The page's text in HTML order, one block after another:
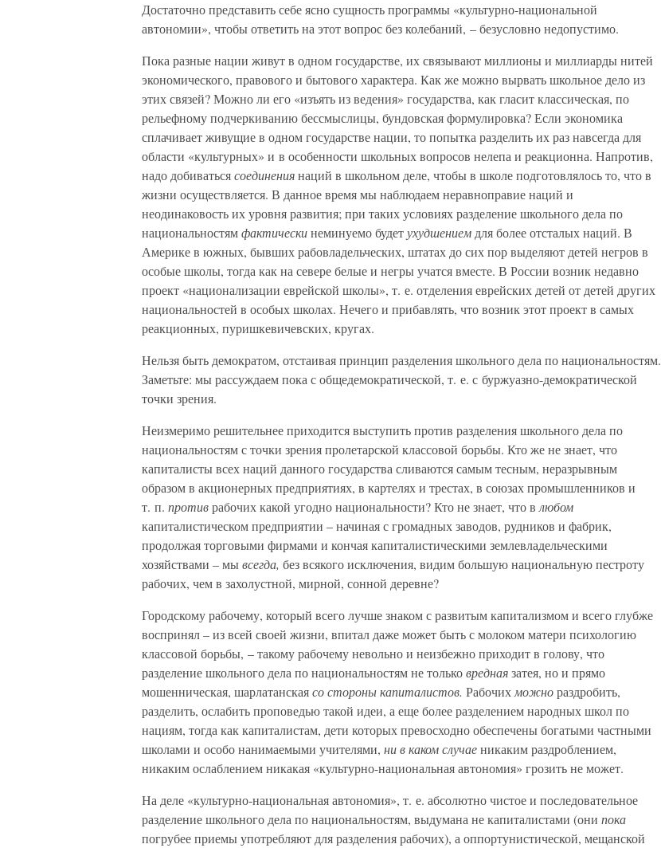
Достаточно представить себе ясно сущность программы «культурно-национальной
автономии», чтобы ответить на этот вопрос без колебаний, – безусловно недопустимо.
Пока разные нации живут в одном государстве, их связывают миллионы и миллиарды нитей
экономического, правового и бытового характера. Как же можно вырвать школьное дело из
этих связей? Можно ли его «изъять из ведения» государства, как гласит классическая, по
рельефному подчеркиванию бессмыслицы, бундовская формулировка? Если экономика
сплачивает живущие в одном государстве нации, то попытка разделить их раз навсегда для
области «культурных» и в особенности школьных вопросов нелепа и реакционна. Напротив,
надо добиватьсясоединениянаций в школьном деле, чтобы в школе подготовлялось то, что в
жизни осуществляется. В данное время мы наблюдаем неравноправие наций и
неодинаковость их уровня развития; при таких условиях разделение школьного дела по
национальностямфактическинеминуемо будетухудшением для более отсталых наций. В
Америке в южных, бывших рабовладельческих, штатах до сих пор выделяют детей негров в
особые школы, тогда как на севере белые и негры учатся вместе. В России возник недавно
проект «национализации еврейской школы», т. е. отделения еврейских детей от детей других
национальностей в особых школах. Нечего и прибавлять, что возник этот проект в самых
реакционных, пуришкевичевских, кругах.
Нельзя быть демократом, отстаивая принцип разделения школьного дела по национальностям.
Заметьте: мы рассуждаем пока с общедемократической, т. е. с буржуазно-демократической
точки зрения.
Неизмеримо решительнее приходится выступить против разделения школьного дела по
национальностям с точки зрения пролетарской классовой борьбы. Кто же не знает, что
капиталисты всех наций данного государства сливаются самым тесным, неразрывным
образом в акционерных предприятиях, в картелях и трестах, в союзах промышленников и
т. п. противрабочих какой угодно национальности? Кто не знает, что в любом
капиталистическом предприятии – начиная с громадных заводов, рудников и фабрик,
продолжая торговыми фирмами и кончая капиталистическими землевладельческими
хозяйствами – мывсегда, без всякого исключения, видим большую национальную пестроту
рабочих, чем в захолустной, мирной, сонной деревне?
Городскому рабочему, который всего лучше знаком с развитым капитализмом и всего глубже
воспринял – из всей своей жизни, впитал даже может быть с молоком матери психологию
классовой борьбы, – такому рабочему невольно и неизбежно приходит в голову, что
разделение школьного дела по национальностям не тольковреднаязатея, но и прямо
мошенническая, шарлатанскаясо стороны капиталистов. Рабочих можнораздробить,
разделить, ослабить проповедью такой идеи, а еще более разделением народных школ по
нациям, тогда как капиталистам, дети которых превосходно обеспечены богатыми частными
школами и особо нанимаемыми учителями, ни в каком случаеникаким раздроблением,
никаким ослаблением никакая «культурно-национальная автономия» грозить не может.
На деле «культурно-национальная автономия», т. е. абсолютно чистое и последовательное
разделение школьного дела по национальностям, выдумана не капиталистами (они пока
погрубее приемы употребляют для разделения рабочих), а оппортунистической, мещанской